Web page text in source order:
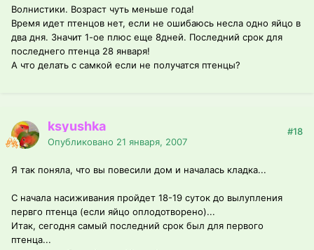
Волнистики. Возраст чуть меньше года!
Время идет птенцов нет, если не ошибаюсь несла одно яйцо в
два дня. Значит 1-ое плюс еще 8дней. Последний срок для
последнего птенца 28 января!
А что делать с самкой если не получатся птенцы?
ksyushka
Опубликовано 21 января, 2007
#18
Я так поняла, что вы повесили дом и началась кладка...
С начала насиживания пройдет 18-19 суток до вылупления
первго птенца (если яйцо оплодотворено)...
Итак, сегодня самый последний срок был для первого
птенца...